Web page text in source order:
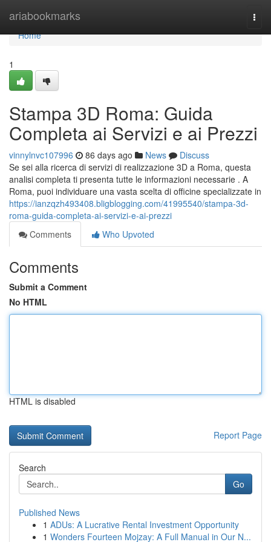
ariabookmarks
Home
Home
1
Stampa 3D Roma: Guida
Completa ai Servizi e ai Prezzi
vinnylnvc107996 86 days ago News
Discuss
Se sei alla ricerca di servizi di realizzazione 3D a Roma, questa
analisi completa ti presenta tutte le informazioni necessarie . A
Roma, puoi individuare una vasta scelta di officine specializzate in
https://ianzqzh493408.bligblogging.com/41995540/stampa-3d-
roma-guida-completa-ai-servizi-e-ai-prezzi
Comments
Who Upvoted
Comments
Submit a Comment
No HTML
HTML is disabled
Report Page
Search
Go
Published News
1 ADUs: A Lucrative Rental Investment Opportunity
1 Wonders Fourteen Mojzay: A Full Manual in Our N...